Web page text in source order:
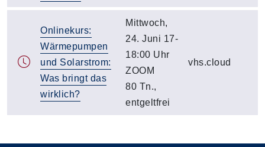
Onlinekurs:
Wärmepumpen
und Solarstrom:
Was bringt das
wirklich?
Mittwoch,
24. Juni 17-
18:00 Uhr
ZOOM
80 Tn.,
entgeltfrei
vhs.cloud